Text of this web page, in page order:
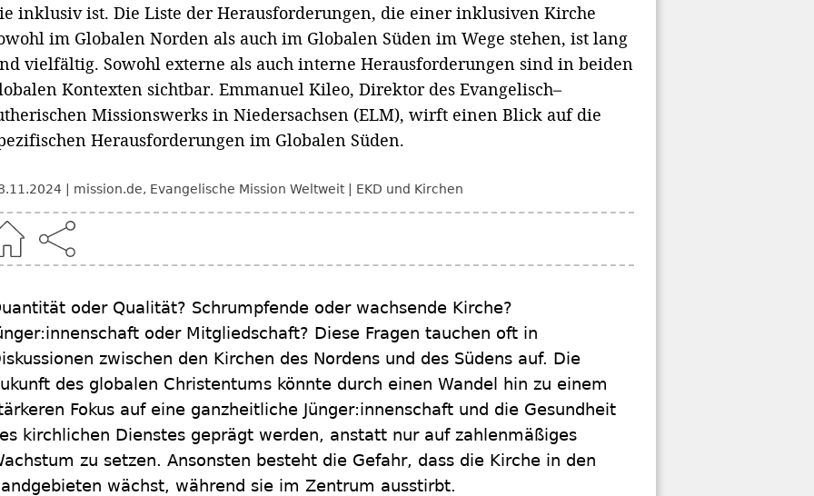
inklusiv ist. Die Liste der Herausforderungen, die einer inklusiven Kirche
im Globalen Norden als auch im Globalen Süden im Wege stehen, ist lang
vielfältig. Sowohl externe als auch interne Herausforderungen sind in beiden
Kontexten sichtbar. Emmanuel Kileo, Direktor des Evangelisch–
Missionswerks in Niedersachsen (ELM), wirft einen Blick auf die
Herausforderungen im Globalen Süden.
mission.de, Evangelische Mission Weltweit EKD und Kirchen
oder Qualität? Schrumpfende oder wachsende Kirche?
oder Mitgliedschaft? Diese Fragen tauchen oft in
zwischen den Kirchen des Nordens und des Südens auf. Die
des globalen Christentums könnte durch einen Wandel hin zu einem
Fokus auf eine ganzheitliche Jünger:innenschaft und die Gesundheit
kirchlichen Dienstes geprägt werden, anstatt nur auf zahlenmäßiges
zu setzen. Ansonsten besteht die Gefahr, dass die Kirche in den
wächst, während sie im Zentrum ausstirbt.